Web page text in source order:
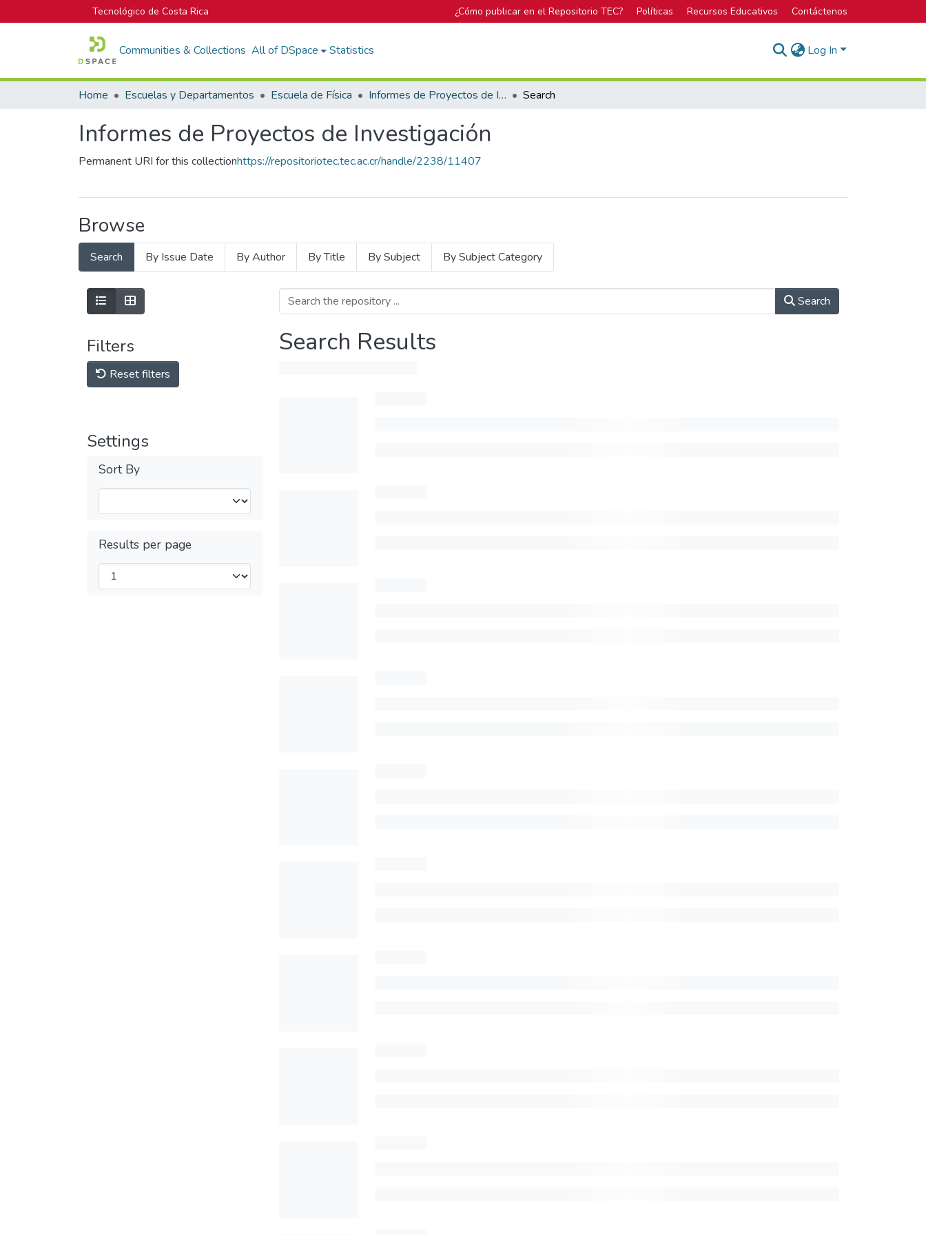
Tecnológico de Costa Rica ¿Cómo publicar en el Repositorio TEC? Políticas Recursos Educativos Contáctenos
Communities & Collections All of DSpace Statistics Log In
Home Escuelas y Departamentos Escuela de Física Informes de Proyectos de Investigación Search
Informes de Proyectos de Investigación
Permanent URI for this collectionhttps://repositoriotec.tec.ac.cr/handle/2238/11407
Browse
Search By Issue Date By Author By Title By Subject By Subject Category
Filters
Reset filters
Settings
Sort By
Results per page
Search
Search Results